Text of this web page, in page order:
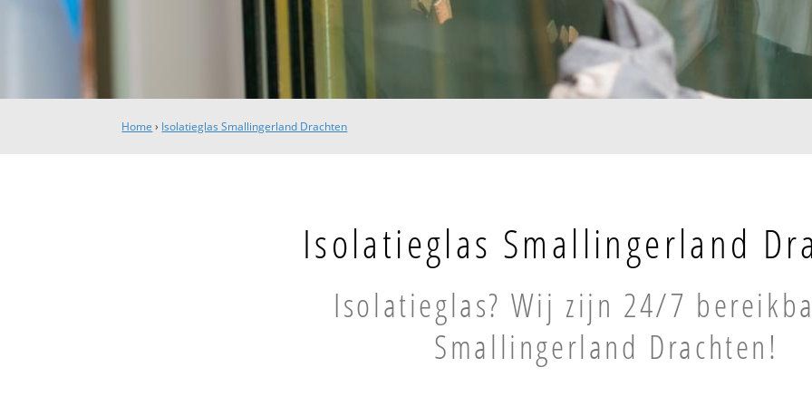
Home › Isolatieglas Smallingerland Drachten
Isolatieglas Smallingerland
Isolatieglas? Wij zijn 24/7
Smallingerland Drachten!